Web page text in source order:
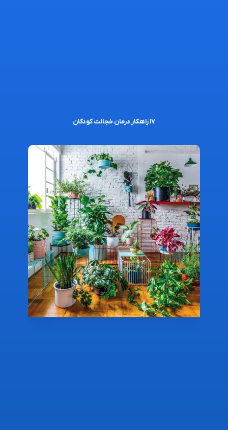
۱۷ راهکار درمان خجالت کودکان